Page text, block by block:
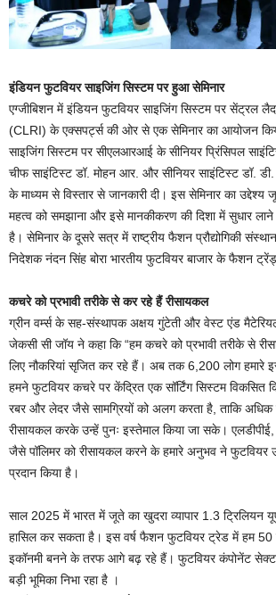
इंडियन फुटवियर साइजिंग सिस्टम पर हुआ सेमिनार
एग्जीबिशन में इंडियन फुटवियर साइजिंग सिस्टम पर सेंट्रल
(CLRI) के एक्सपर्ट्स की ओर से एक सेमिनार का आयोजन
साइजिंग सिस्टम पर सीएलआरआई के सीनियर प्रिंसिपल
चीफ साइंटिस्ट डॉ. मोहन आर. और सीनियर साइंटिस्ट डॉ.
के माध्यम से विस्तार से जानकारी दी। इस सेमिनार का उद्देश्य
महत्व को समझाना और इसे मानकीकरण की दिशा में सुधार लाने
है। सेमिनार के दूसरे सत्र में राष्ट्रीय फैशन प्रौद्योगिकी
निदेशक नंदन सिंह बोरा भारतीय फुटवियर बाजार के फैशन
कचरे को प्रभावी तरीके से कर रहे हैं रीसायकल
ग्रीन वर्म्स के सह-संस्थापक अक्षय गुंटेती और वेस्ट एंड मैटेरियल
जेकसी सी जॉय ने कहा कि “हम कचरे को प्रभावी तरीके से
लिए नौकरियां सृजित कर रहे हैं। अब तक 6,200 लोग
हमने फुटवियर कचरे पर केंद्रित एक सॉर्टिंग सिस्टम विकसित
रबर और लेदर जैसे सामग्रियों को अलग करता है, ताकि अधिक
रीसायकल करके उन्हें पुनः इस्तेमाल किया जा सके। एलडीपीई,
जैसे पॉलिमर को रीसायकल करने के हमारे अनुभव ने फुटवियर
प्रदान किया है।
साल 2025 में भारत में जूते का खुदरा व्यापार 1.3 ट्रिलियन
हासिल कर सकता है। इस वर्ष फैशन फुटवियर ट्रेड में हम 50
इकॉनमी बनने के तरफ आगे बढ़ रहे हैं। फुटवियर कंपोनेंट
बड़ी भूमिका निभा रहा है ।